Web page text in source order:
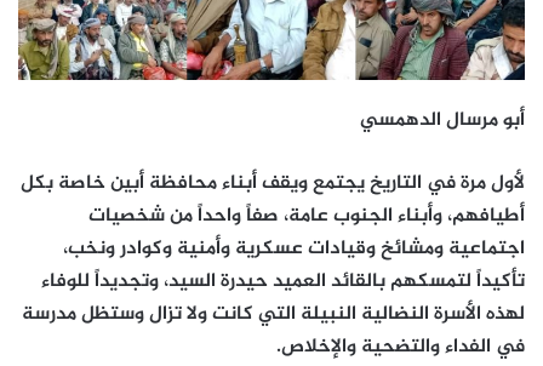
أبو مرسال الدهمسي
لأول مرة في التاريخ يجتمع ويقف أبناء محافظة أبين خاصة بكل
أطيافهم، وأبناء الجنوب عامة، صفاً واحداً من شخصيات
اجتماعية ومشائخ وقيادات عسكرية وأمنية وكوادر ونخب،
تأكيداً لتمسكهم بالقائد العميد حيدرة السيد، وتجديداً للوفاء
لهذه الأسرة النضالية النبيلة التي كانت ولا تزال وستظل مدرسة
في الفداء والتضحية والإخلاص.